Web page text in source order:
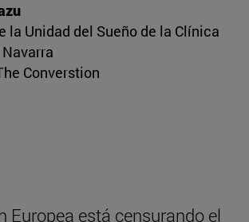
la Unidad del Sueño de la Clínica
Converstion
Europea está censurando el